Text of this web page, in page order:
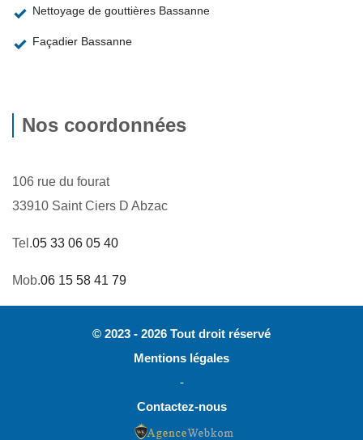
Nettoyage de gouttières Bassanne
Façadier Bassanne
Nos coordonnées
106 rue du fourat
33910 Saint Ciers D Abzac
Tel.05 33 06 05 40
Mob.06 15 58 41 79
© 2023 - 2026 Tout droit réservé
Mentions légales
-
Contactez-nous